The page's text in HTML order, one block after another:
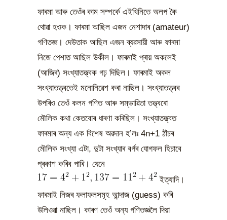
ফাৰমা আৰু তেওঁৰ কাম সম্পৰ্কে এইখিনিতে অলপ কৈ
থোৱা হওক। ফাৰমা আছিল এজন নেশাদাৰ (amateur)
গণিতজ্ঞ। দেউতাক আছিল এজন ব্যৱসায়ী আৰু ফাৰমা
নিজে পেশাত আছিল উকীল। ফাৰমাই প্ৰায় অকলেই
(আজিৰ) সংখ্যাতত্ত্বক গঢ় দিছিল। ফাৰমাই অকল
সংখ্যাতত্ত্বতেই মনোনিৱেশ কৰা নাছিল। সংখ্যাতত্ত্বৰ
উপৰিও তেওঁ কলন গণিত আৰু সম্ভাৱিতা তত্ত্বৰো
মৌলিক কথা কেতবোৰ ধাৰণা কৰিছিল। সংখ্যাতত্ত্বত
ফাৰমাৰ অন্য এক বিশেষ অৱদান হ’লঃ 4n+1 ঠাঁচৰ
মৌলিক সংখ্যা এটা, দুটা সংখ্যাৰ বৰ্গৰ যোগফল হিচাবে
প্ৰকাশ কৰিব পাৰি। যেনে
ইত্যাদি।
ফাৰমাই নিজৰ ফলাফলসমূহ আন্দাজ (guess) কৰি
উলিওৱা নাছিল। কাৰণ তেওঁ অন্য গণিতজ্ঞলৈ দিয়া